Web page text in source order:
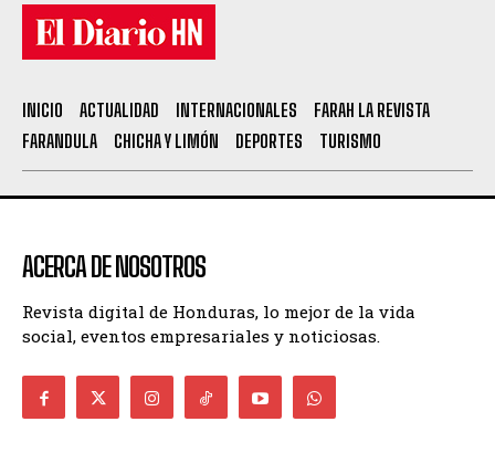
INICIO ACTUALIDAD INTERNACIONALES
FARAH LA REVISTA
FARANDULA
CHICHA Y LIMÓN DEPORTES TURISMO
ACERCA DE NOSOTROS
Revista digital de Honduras, lo mejor de la vida
social, eventos empresariales y noticiosas.